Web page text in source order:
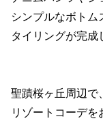
シンプルなボト
タイリングが完成
聖蹟桜ヶ丘周辺で
リゾートコーデを